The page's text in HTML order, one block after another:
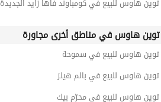
توين هاوس للبيع في كومباوند فاها زايد الجديدة
توين هاوس في مناطق أخرى مجاورة
توين هاوس للبيع في سموحة
توين هاوس للبيع في بالم هيلز
توين هاوس للبيع في محرّم بيك